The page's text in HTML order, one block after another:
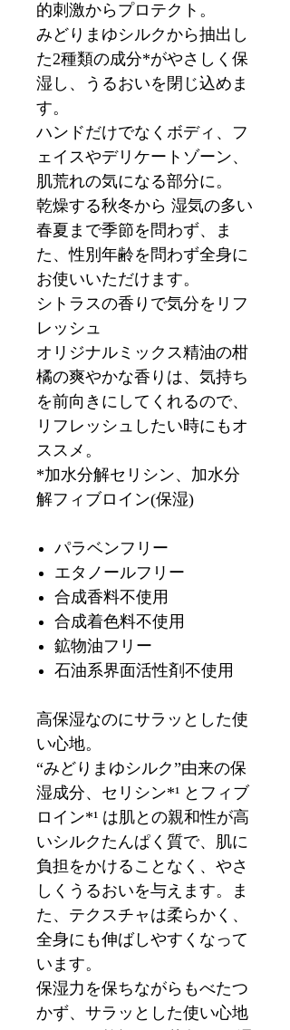
的刺激からプロテクト。
みどりまゆシルクから抽出し
た2種類の成分*がやさしく保
湿し、うるおいを閉じ込めま
す。
ハンドだけでなくボディ、フ
ェイスやデリケートゾーン、
肌荒れの気になる部分に。
乾燥する秋冬から 湿気の多い
春夏まで季節を問わず、ま
た、性別年齢を問わず全身に
お使いいただけます。
シトラスの香りで気分をリフ
レッシュ
オリジナルミックス精油の柑
橘の爽やかな香りは、気持ち
を前向きにしてくれるので、
リフレッシュしたい時にもオ
ススメ。
*加水分解セリシン、加水分
解フィブロイン(保湿)
パラベンフリー
エタノールフリー
合成香料不使用
合成着色料不使用
鉱物油フリー
石油系界面活性剤不使用
高保湿なのにサラッとした使
い心地。
“みどりまゆシルク”由来の保
湿成分、セリシン*¹ とフィブ
ロイン*¹ は肌との親和性が高
いシルクたんぱく質で、肌に
負担をかけることなく、やさ
しくうるおいを与えます。ま
た、テクスチャは柔らかく、
全身にも伸ばしやすくなって
います。
保湿力を保ちながらもべたつ
かず、サラッとした使い心地